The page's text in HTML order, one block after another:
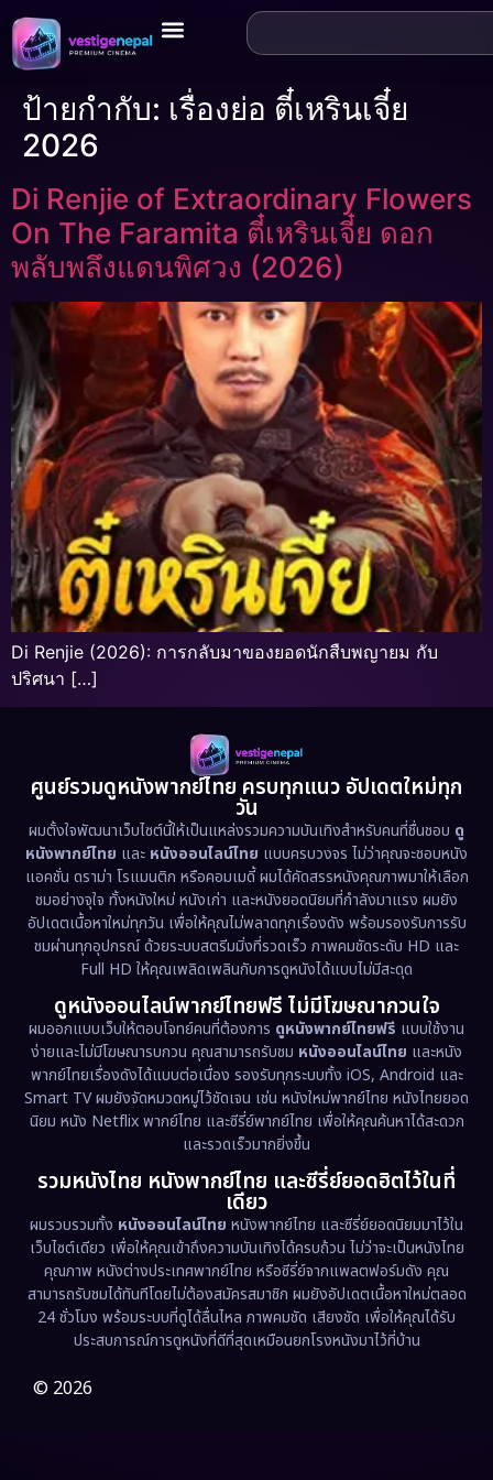
ป้ายกำกับ: เรื่องย่อ ตี๋เหรินเจี๋ย
2026
Di Renjie of Extraordinary Flowers
On The Faramita ตี๋เหรินเจี๋ย ดอก
พลับพลึงแดนพิศวง (2026)
Di Renjie (2026): การกลับมาของยอดนักสืบพญายม กับ
ปริศนา […]
ศูนย์รวมดูหนังพากย์ไทย ครบทุกแนว อัปเดตใหม่ทุก
วัน
ผมตั้งใจพัฒนาเว็บไซต์นี้ให้เป็นแหล่งรวมความบันเทิงสำหรับคนที่ชื่นชอบ ดู
หนังพากย์ไทย และ หนังออนไลน์ไทย แบบครบวงจร ไม่ว่าคุณจะชอบหนัง
แอคชั่น ดราม่า โรแมนติก หรือคอมเมดี้ ผมได้คัดสรรหนังคุณภาพมาให้เลือก
ชมอย่างจุใจ ทั้งหนังใหม่ หนังเก่า และหนังยอดนิยมที่กำลังมาแรง ผมยัง
อัปเดตเนื้อหาใหม่ทุกวัน เพื่อให้คุณไม่พลาดทุกเรื่องดัง พร้อมรองรับการรับ
ชมผ่านทุกอุปกรณ์ ด้วยระบบสตรีมมิ่งที่รวดเร็ว ภาพคมชัดระดับ HD และ
Full HD ให้คุณเพลิดเพลินกับการดูหนังได้แบบไม่มีสะดุด
ดูหนังออนไลน์พากย์ไทยฟรี ไม่มีโฆษณากวนใจ
ผมออกแบบเว็บให้ตอบโจทย์คนที่ต้องการ ดูหนังพากย์ไทยฟรี แบบใช้งาน
ง่ายและไม่มีโฆษณารบกวน คุณสามารถรับชม หนังออนไลน์ไทย และหนัง
พากย์ไทยเรื่องดังได้แบบต่อเนื่อง รองรับทุกระบบทั้ง iOS, Android และ
Smart TV ผมยังจัดหมวดหมู่ไว้ชัดเจน เช่น หนังใหม่พากย์ไทย หนังไทยยอด
นิยม หนัง Netflix พากย์ไทย และซีรี่ย์พากย์ไทย เพื่อให้คุณค้นหาได้สะดวก
และรวดเร็วมากยิ่งขึ้น
รวมหนังไทย หนังพากย์ไทย และซีรี่ย์ยอดฮิตไว้ในที่
เดียว
ผมรวบรวมทั้ง หนังออนไลน์ไทย หนังพากย์ไทย และซีรี่ย์ยอดนิยมมาไว้ใน
เว็บไซต์เดียว เพื่อให้คุณเข้าถึงความบันเทิงได้ครบถ้วน ไม่ว่าจะเป็นหนังไทย
คุณภาพ หนังต่างประเทศพากย์ไทย หรือซีรี่ย์จากแพลตฟอร์มดัง คุณ
สามารถรับชมได้ทันทีโดยไม่ต้องสมัครสมาชิก ผมยังอัปเดตเนื้อหาใหม่ตลอด
24 ชั่วโมง พร้อมระบบที่ดูได้ลื่นไหล ภาพคมชัด เสียงชัด เพื่อให้คุณได้รับ
ประสบการณ์การดูหนังที่ดีที่สุดเหมือนยกโรงหนังมาไว้ที่บ้าน
© 2026